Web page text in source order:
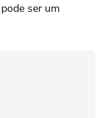
ser um